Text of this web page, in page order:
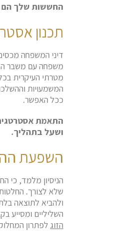
החששות שלך הם
תכנון
דיני המשפחה
משפחה עם משבר
מטרתי העיקרית
המשמעויות
ככל האפשר.
התאמת
ושעל בתהליך.
השפעת
הניסיון מלמד, כי
שלא לצורך.
ולהביא לתוצאה
השליליים ומסייע
הזוג לפתרון